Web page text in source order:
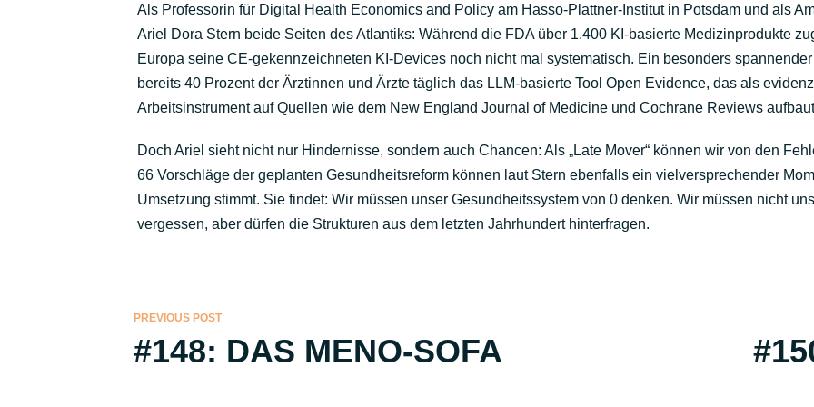
Als Professorin für Digital Health Economics and Policy am Hasso-Plattner-Institut in Potsdam und als
Ariel Dora Stern beide Seiten des Atlantiks: Während die FDA über 1.400 KI-basierte Medizinprodukte
Europa seine CE-gekennzeichneten KI-Devices noch nicht mal systematisch. Ein besonders
bereits 40 Prozent der Ärztinnen und Ärzte täglich das LLM-basierte Tool Open Evidence, das als
Arbeitsinstrument auf Quellen wie dem New England Journal of Medicine und Cochrane Reviews
Doch Ariel sieht nicht nur Hindernisse, sondern auch Chancen: Als „Late Mover“ können wir von den
66 Vorschläge der geplanten Gesundheitsreform können laut Stern ebenfalls ein vielversprechender
Umsetzung stimmt. Sie findet: Wir müssen unser Gesundheitssystem von 0 denken. Wir müssen nicht
vergessen, aber dürfen die Strukturen aus dem letzten Jahrhundert hinterfragen.
PREVIOUS POST
#148: DAS MENO-SOFA